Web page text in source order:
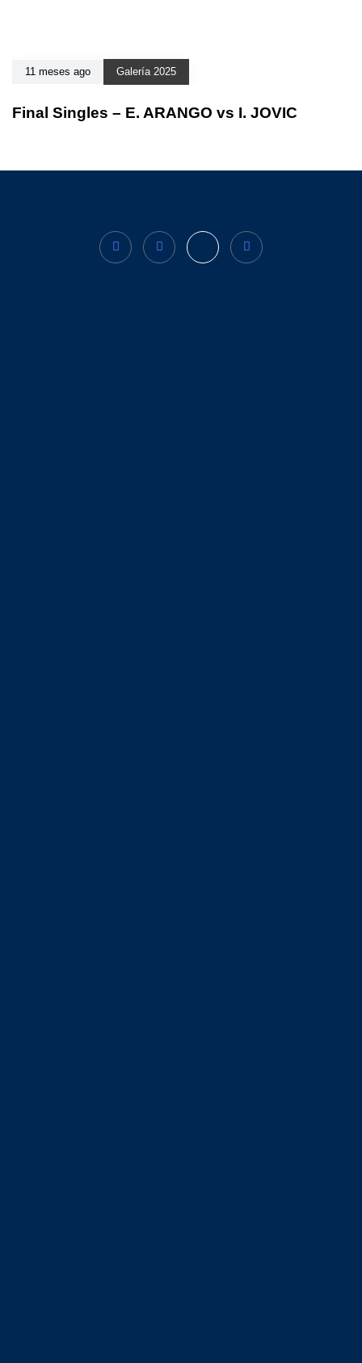
11 meses ago Galería 2025
Final Singles – E. ARANGO vs I. JOVIC